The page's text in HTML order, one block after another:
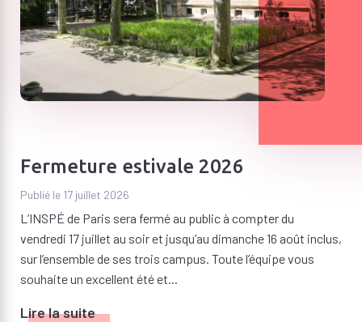
Fermeture estivale 2026
Publié le 17 juillet 2026
L’INSPÉ de Paris sera fermé au public à compter du
vendredi 17 juillet au soir et jusqu’au dimanche 16 août inclus,
sur l’ensemble de ses trois campus. Toute l’équipe vous
souhaite un excellent été et...
Lire la suite